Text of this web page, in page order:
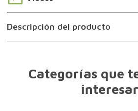
Descripción del producto
Categorías que
interesar